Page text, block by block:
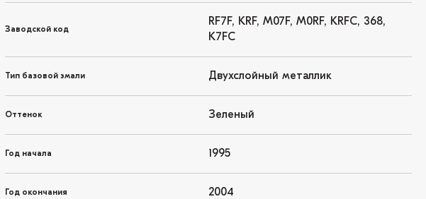
Заводской код
RF7F, KRF, M07F, M0RF, KRFC, 368,
K7FC
Тип базовой эмали Двухслойный металлик
Оттенок Зеленый
Год начала 1995
Год окончания 2004